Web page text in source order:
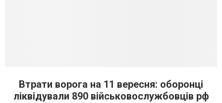
Втрати ворога на 11 вересня: оборонці
ліквідували 890 військовослужбовців рф